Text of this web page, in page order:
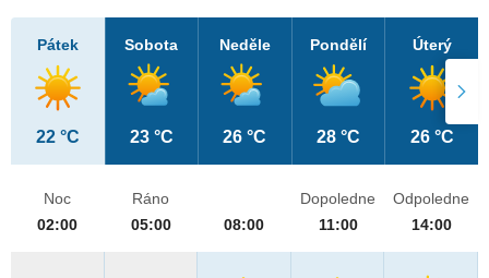
Pátek
22 °C
Sobota
23 °C
Neděle
26 °C
Pondělí
28 °C
Úterý
26 °C
Noc
02:00
Ráno
05:00
08:00
Dopoledne
11:00
Odpoledne
14:00